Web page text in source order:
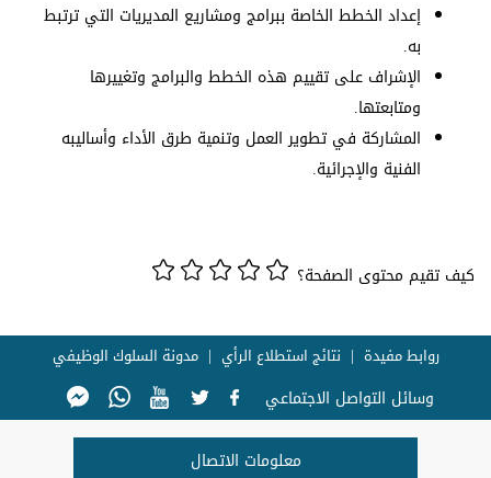
إعداد الخطط الخاصة ببرامج ومشاريع المديريات التي ترتبط
به.
الإشراف على تقييم هذه الخطط والبرامج وتغييرها
ومتابعتها.
المشاركة في تطوير العمل وتنمية طرق الأداء وأساليبه
الفنية والإجرائية.
كيف تقيم محتوى الصفحة؟
روابط مفيدة نتائج استطلاع الرأي مدونة السلوك الوظيفي
وسائل التواصل الاجتماعي
معلومات الاتصال